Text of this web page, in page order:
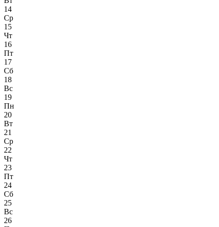
14
Ср
15
Чт
16
Пт
17
Сб
18
Вс
19
Пн
20
Вт
21
Ср
22
Чт
23
Пт
24
Сб
25
Вс
26